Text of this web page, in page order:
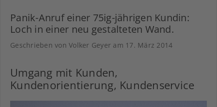
Panik-Anruf einer 75ig-jährigen Kundin:
Loch in einer neu gestalteten Wand.
Geschrieben von Volker Geyer am 17. März 2014
Umgang mit Kunden,
Kundenorientierung, Kundenservice